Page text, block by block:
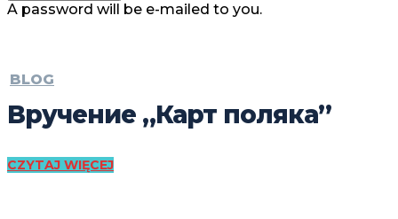
A password will be e-mailed to you.
BLOG
Вручение „Карт поляка”
CZYTAJ WIĘCEJ